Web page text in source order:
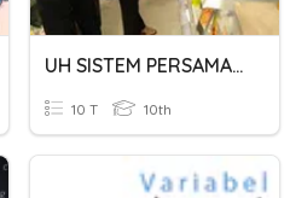
UH SISTEM PERSAMAAN LINIER 3 VARIABEL
10 T 10th